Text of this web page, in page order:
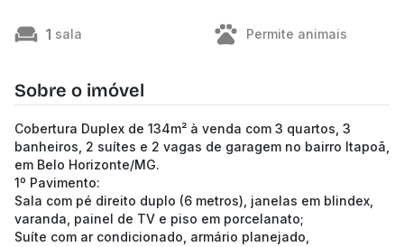
1 sala Permite animais
Sobre o imóvel
Cobertura Duplex de 134m² à venda com 3 quartos, 3
banheiros, 2 suítes e 2 vagas de garagem no bairro Itapoã,
em Belo Horizonte/MG.
1º Pavimento:
Sala com pé direito duplo (6 metros), janelas em blindex,
varanda, painel de TV e piso em porcelanato;
Suíte com ar condicionado, armário planejado,